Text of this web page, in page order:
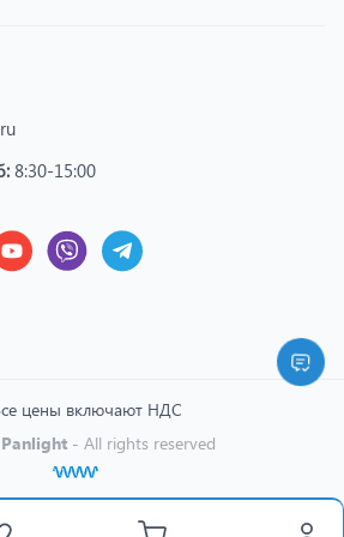
8:30-15:00
Panlight - All rights reserved
цены включают НДС